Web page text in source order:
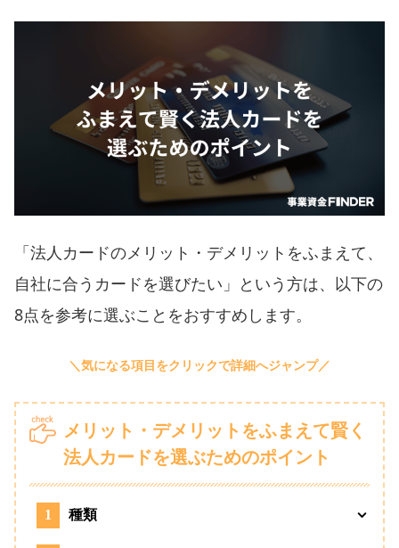
「法人カードのメリット・デメリットをふまえて、
自社に合うカードを選びたい」という方は、以下の
8点を参考に選ぶことをおすすめします。
メリット・デメリットをふまえて賢く
法人カードを選ぶためのポイント
1 種類